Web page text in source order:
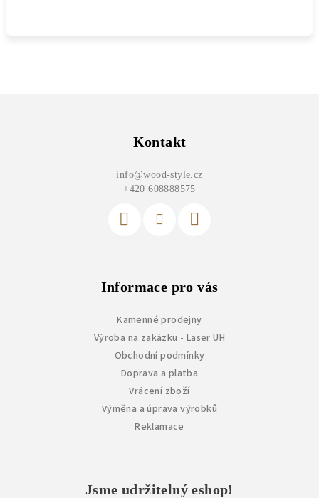
Kontakt
info@wood-style.cz
+420 608888575
Informace pro vás
Kamenné prodejny
Výroba na zakázku - Laser UH
Obchodní podmínky
Doprava a platba
Vrácení zboží
Výměna a úprava výrobků
Reklamace
Jsme udržitelný eshop!